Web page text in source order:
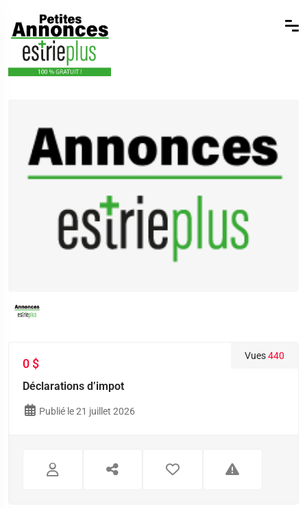
Vues440
0 $
Déclarations d’impot
Publié le 21 juillet 2026